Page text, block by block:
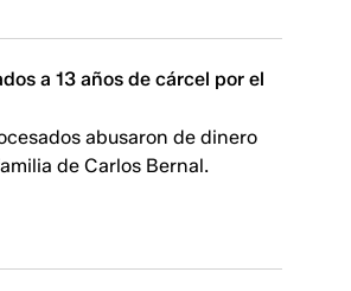
a 13 años de cárcel por el
abusaron de dinero
de Carlos Bernal.